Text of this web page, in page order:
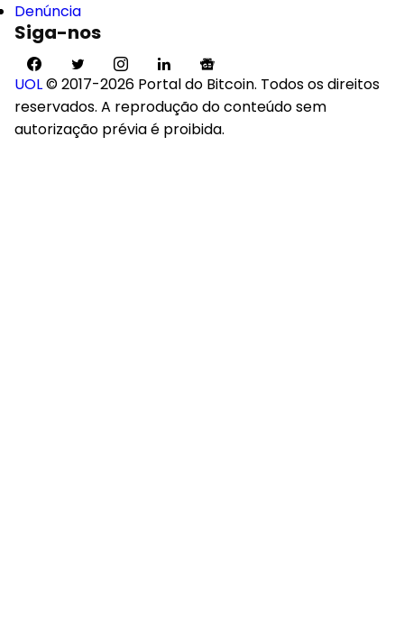
Denúncia
Siga-nos
UOL© 2017-2026 Portal do Bitcoin. Todos os direitos
reservados. A reprodução do conteúdo sem
autorização prévia é proibida.